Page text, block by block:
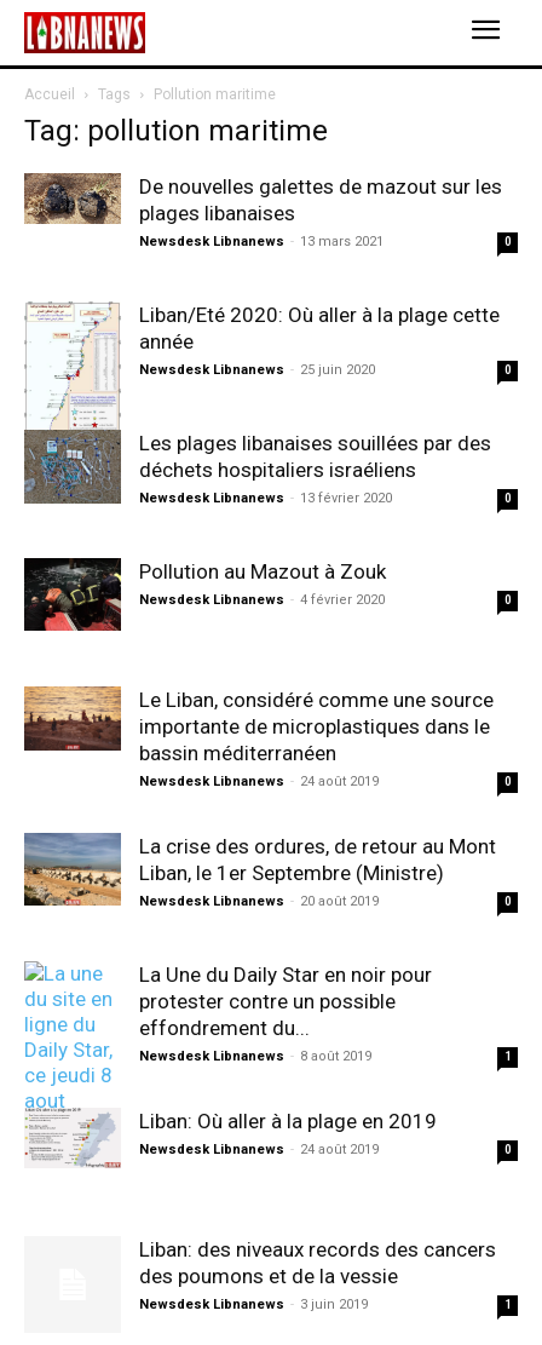
Accueil Tags Pollution maritime
Tag: pollution maritime
De nouvelles galettes de mazout sur les
plages libanaises
Newsdesk Libnanews - 13 mars 2021 0
Liban/Eté 2020: Où aller à la plage cette
année
Newsdesk Libnanews - 25 juin 2020 0
Les plages libanaises souillées par des
déchets hospitaliers israéliens
Newsdesk Libnanews - 13 février 2020 0
Pollution au Mazout à Zouk
Newsdesk Libnanews - 4 février 2020 0
Le Liban, considéré comme une source
importante de microplastiques dans le
bassin méditerranéen
Newsdesk Libnanews - 24 août 2019 0
La crise des ordures, de retour au Mont
Liban, le 1er Septembre (Ministre)
Newsdesk Libnanews - 20 août 2019 0
La Une du Daily Star en noir pour
protester contre un possible
effondrement du...
Newsdesk Libnanews - 8 août 2019 1
Liban: Où aller à la plage en 2019
Newsdesk Libnanews - 24 août 2019 0
Liban: des niveaux records des cancers
des poumons et de la vessie
Newsdesk Libnanews - 3 juin 2019 1